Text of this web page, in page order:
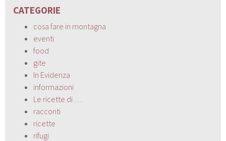
CATEGORIE
cosa fare in montagna
eventi
food
gite
In Evidenza
informazioni
Le ricette di …
racconti
ricette
rifugi